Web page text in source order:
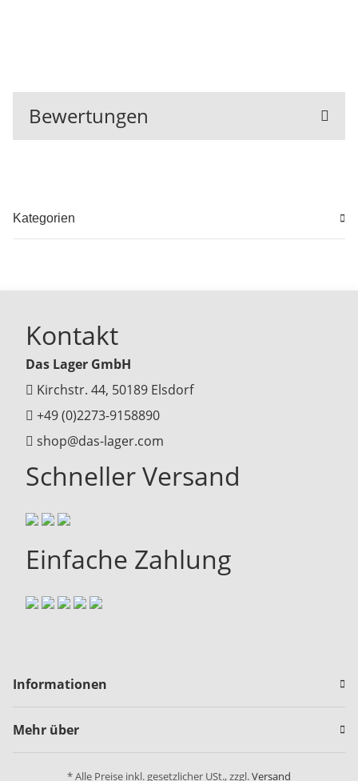
Bewertungen
Kategorien
Kontakt
Das Lager GmbH
Kirchstr. 44, 50189 Elsdorf
+49 (0)2273-9158890
shop@das-lager.com
Schneller Versand
Einfache Zahlung
Informationen
Mehr über
* Alle Preise inkl. gesetzlicher USt., zzgl.Versand